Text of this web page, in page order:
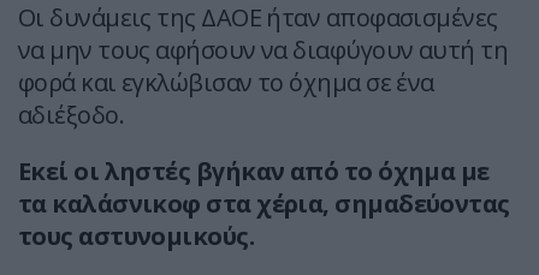
Οι δυνάμεις της ΔΑΟΕ ήταν αποφασισμένες
να μην τους αφήσουν να διαφύγουν αυτή τη
φορά και εγκλώβισαν το όχημα σε ένα
αδιέξοδο.
Εκεί οι ληστές βγήκαν από το όχημα με
τα καλάσνικοφ στα χέρια, σημαδεύοντας
τους αστυνομικούς.